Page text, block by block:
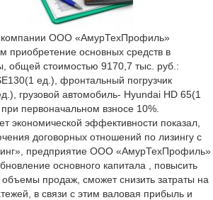
компании ООО «АмурТехПрофиль»
приобретение основных средств в
общей стоимостью 9170,7 тыс. руб.:
ед.), фронтальный погрузчик
грузовой автомобиль- Hyundai HD 65(1
первоначальном взносе 10%.
экономической эффективности показал,
договорных отношений по лизингу с
предприятие ООО «АмурТехПрофиль»
основного капитала , повысить
объемы продаж, сможет снизить затраты на
в связи с этим валовая прибыль и